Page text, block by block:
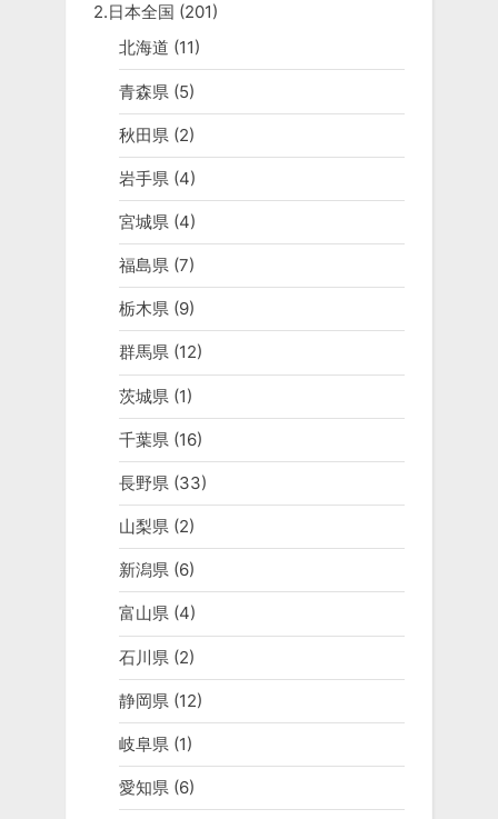
2.日本全国 (201)
北海道 (11)
青森県 (5)
秋田県 (2)
岩手県(4)
宮城県(4)
福島県(7)
栃木県(9)
群馬県(12)
茨城県 (1)
千葉県 (16)
長野県(33)
山梨県(2)
新潟県(6)
富山県(4)
石川県 (2)
静岡県 (12)
岐阜県(1)
愛知県(6)